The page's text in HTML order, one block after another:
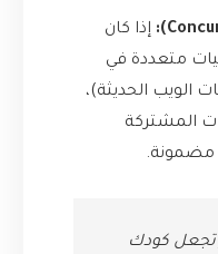
إذا كان
متعددة في
الويب الحديثة)،
المشتركة
مضمونة.
تجعل كودك